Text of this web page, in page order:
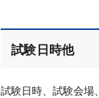
試験日時他
試験日時、試験会場